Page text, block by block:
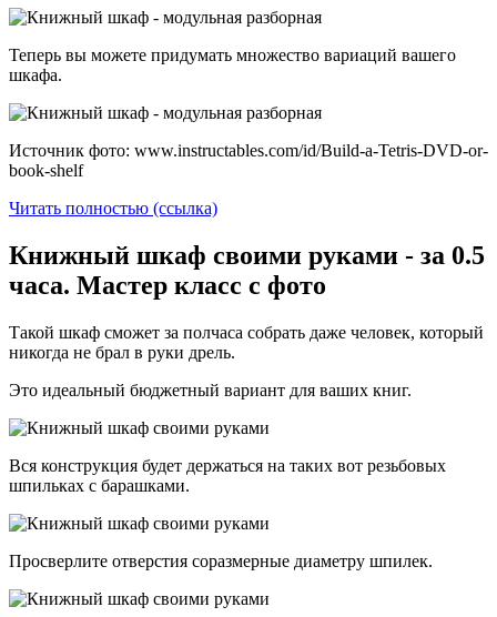
Теперь вы можете придумать множество вариаций вашего
шкафа.
Источник фото: www.instructables.com/id/Build-a-Tetris-DVD-or-
book-shelf
Читать полностью (ссылка)
Книжный шкаф своими руками - за 0.5
часа. Мастер класс с фото
Такой шкаф сможет за полчаса собрать даже человек, который
никогда не брал в руки дрель.
Это идеальный бюджетный вариант для ваших книг.
Вся конструкция будет держаться на таких вот резьбовых
шпильках с барашками.
Просверлите отверстия соразмерные диаметру шпилек.